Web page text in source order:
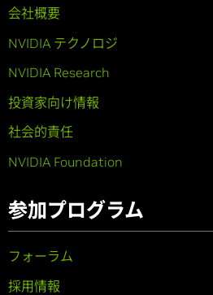
会社概要
NVIDIA テクノロジ
NVIDIA Research
投資家向け情報
社会的責任
NVIDIA Foundation
参加プログラム
フォーラム
採用情報